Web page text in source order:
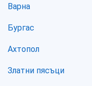
Варна
Бургас
Ахтопол
Златни пясъци